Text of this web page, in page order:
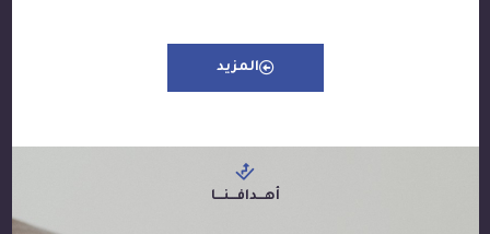
المزيد
أهـــدافـــنـــا